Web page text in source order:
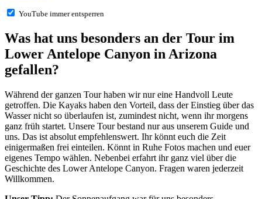
YouTube immer entsperren
Was hat uns besonders an der Tour im
Lower Antelope Canyon in Arizona
gefallen?
Während der ganzen Tour haben wir nur eine Handvoll Leute
getroffen. Die Kayaks haben den Vorteil, dass der Einstieg über das
Wasser nicht so überlaufen ist, zumindest nicht, wenn ihr morgens
ganz früh startet. Unsere Tour bestand nur aus unserem Guide und
uns. Das ist absolut empfehlenswert. Ihr könnt euch die Zeit
einigermaßen frei einteilen. Könnt in Ruhe Fotos machen und euer
eigenes Tempo wählen. Nebenbei erfahrt ihr ganz viel über die
Geschichte des Lower Antelope Canyon. Fragen waren jederzeit
Willkommen.